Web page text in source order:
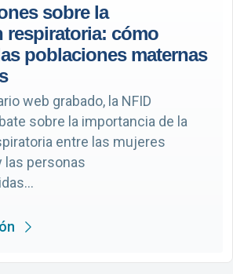
sobre la
respiratoria: cómo
poblaciones maternas
web grabado, la NFID
sobre la importancia de la
entre las mujeres
las personas